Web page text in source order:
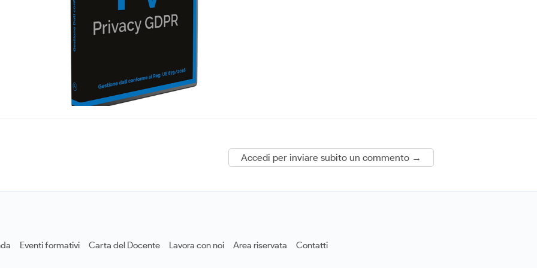
Accedi per inviare subito un commento →
Eventi formativi Carta del Docente Lavora con noi Area riservata Contatti